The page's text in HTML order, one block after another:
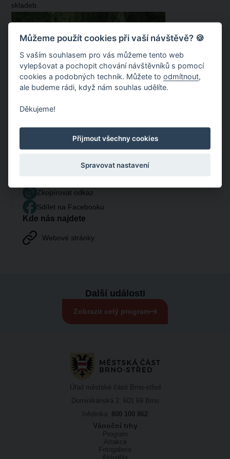
skladeb.
Zkopírovat odkaz
Sdílet na Facebooku
Kde nás najdete
Webové stránky
Další události
Zobrazit celý program
Úřad městské části Brno-střed
Dominikánská 2, 601 69 Brno
Infolinka:
800 100 862
Vánoční trhy
Program
Atrakce
Fotogalerie
Aktuality
Můžeme použít cookies při vaší návštěvě? 🍪
S vaším souhlasem pro vás můžeme tento web
vylepšovat a pochopit chování návštěvníků s pomocí
cookies a podobných technik. Můžete toodmítnout
ale budeme rádi, když nám souhlas udělíte.
Děkujeme!
Přijmout všechny cookies
Spravovat nastavení